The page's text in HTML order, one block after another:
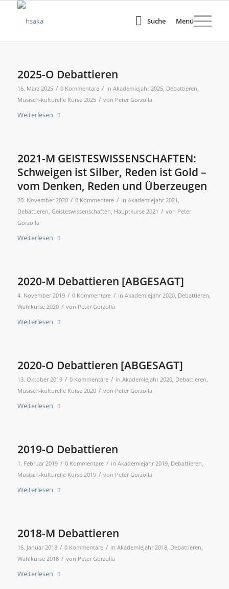
Suche Menü
2025-O Debattieren
16. März 2025 / 0 Kommentare / in Akademiejahr 2025, Debattieren,
Musisch-kulturelle Kurse 2025 / von Peter Gorzolla
Weiterlesen
2021-M GEISTESWISSENSCHAFTEN:
Schweigen ist Silber, Reden ist Gold –
vom Denken, Reden und Überzeugen
20. November 2020 / 0 Kommentare / in Akademiejahr 2021 ,
Debattieren, Geisteswissenschaften, Hauptkurse 2021 / von Peter
Gorzolla
Weiterlesen
2020-M Debattieren [ABGESAGT]
4. November 2019 / 0 Kommentare / in Akademiejahr 2020, Debattieren,
Wahlkurse 2020 / von Peter Gorzolla
Weiterlesen
2020-O Debattieren [ABGESAGT]
13. Oktober 2019 / 0 Kommentare / in Akademiejahr 2020, Debattieren,
Musisch-kulturelle Kurse 2020 / von Peter Gorzolla
Weiterlesen
2019-O Debattieren
1. Februar 2019 / 0 Kommentare / in Akademiejahr 2019, Debattieren,
Musisch-kulturelle Kurse 2019 / von Peter Gorzolla
Weiterlesen
2018-M Debattieren
16. Januar 2018 / 0 Kommentare / in Akademiejahr 2018, Debattieren,
Wahlkurse 2018 / von Peter Gorzolla
Weiterlesen